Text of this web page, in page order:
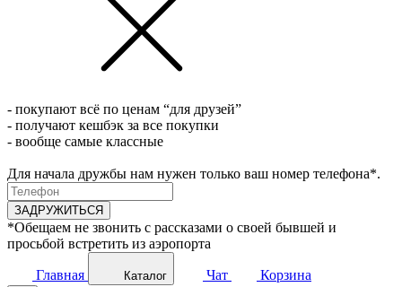
- покупают всё по ценам “для друзей”
- получают кешбэк за все покупки
- вообще самые классные
Для начала дружбы нам нужен только ваш номер телефона*.
ЗАДРУЖИТЬСЯ
*Обещаем не звонить с рассказами о своей бывшей и
просьбой встретить из аэропорта
Главная Каталог Чат Корзина